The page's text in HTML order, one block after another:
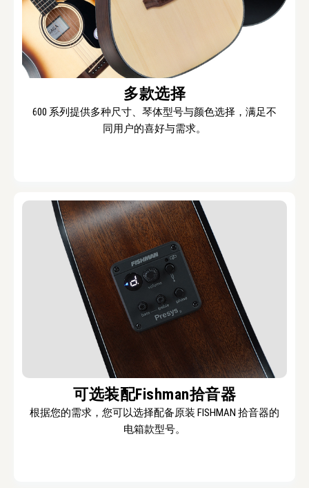
多款选择
600 系列提供多种尺寸、琴体型号与颜色选择，满足不
同用户的喜好与需求。
可选装配Fishman拾音器
根据您的需求，您可以选择配备原装 FISHMAN 拾音器的
电箱款型号。